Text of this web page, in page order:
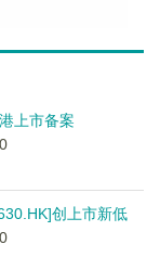
上市备案
创上市新低